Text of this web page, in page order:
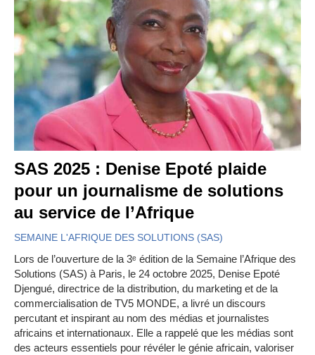
SAS 2025 : Denise Epoté plaide
pour un journalisme de solutions
au service de l’Afrique
SEMAINE L'AFRIQUE DES SOLUTIONS (SAS)
Lors de l’ouverture de la 3ᵉ édition de la Semaine l’Afrique des
Solutions (SAS) à Paris, le 24 octobre 2025, Denise Epoté
Djengué, directrice de la distribution, du marketing et de la
commercialisation de TV5 MONDE, a livré un discours
percutant et inspirant au nom des médias et journalistes
africains et internationaux. Elle a rappelé que les médias sont
des acteurs essentiels pour révéler le génie africain, valoriser